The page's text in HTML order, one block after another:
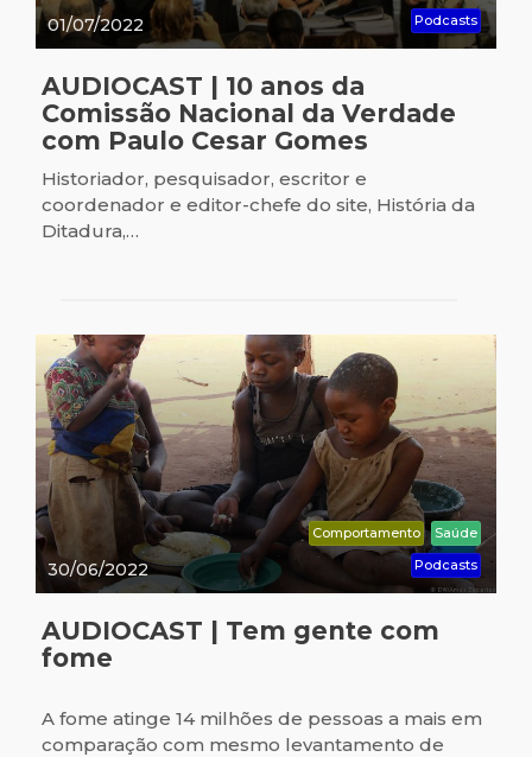
01/07/2022 Podcasts
AUDIOCAST | 10 anos da
Comissão Nacional da Verdade
com Paulo Cesar Gomes
Historiador, pesquisador, escritor e
coordenador e editor-chefe do site, História da
Ditadura,…
30/06/2022
Comportamento
Saúde
Podcasts
AUDIOCAST | Tem gente com
fome
A fome atinge 14 milhões de pessoas a mais em
comparação com mesmo levantamento de